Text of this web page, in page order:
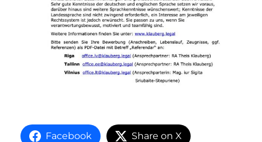
Facebook Share on X